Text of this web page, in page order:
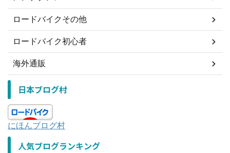
ロードバイクその他
ロードバイク初心者
海外通販
日本ブログ村
にほんブログ村
人気ブログランキング